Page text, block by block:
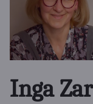
Inga